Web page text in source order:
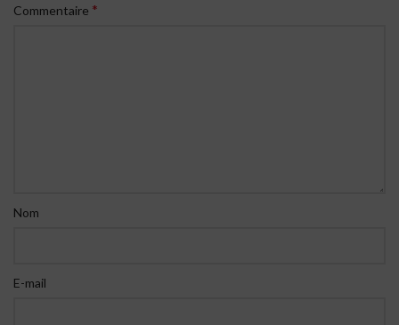
Commentaire *
Nom
E-mail